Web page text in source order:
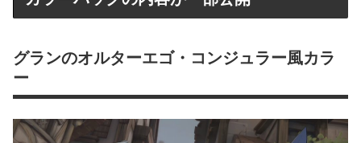
グランのオルターエゴ・コンジュラー風カラ
ー